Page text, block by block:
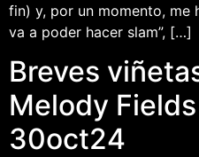
fin) y, por un momento, me
va a poder hacer slam”, […]
Breves
Melody
30oct24